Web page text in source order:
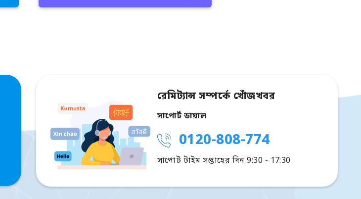
রেমিট্যান্স সম্পর্কে খোঁজখবর
সাপোর্ট ডায়াল
0120-808-774
সাপোর্ট টাইম সপ্তাহের দিন 9:30 - 17:30